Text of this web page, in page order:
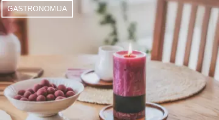
GASTRONOMIJA